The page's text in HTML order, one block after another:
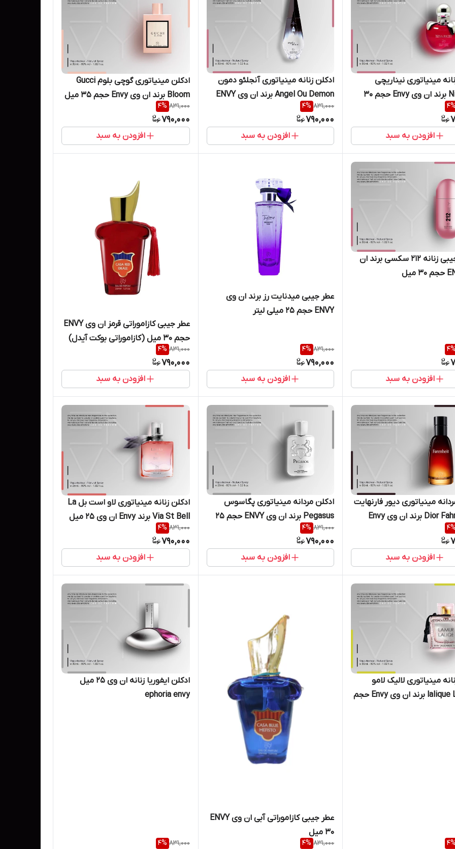
مینیاتوری نیناریچی
Ninarichi برند ان وی Envy حجم ۳۰
4%
افزودن به سبد
ادکلن زنانه مینیاتوری آنجلئو دمون
Angel Ou Demon برند ان وی ENVY
حجم ۳۵ میل
831,000
4%
790,000
افزودن به سبد
ادکلن مینیاتوری گوچی بلوم Gucci
Bloom برند ان وی Envy حجم ۳۵ میل
831,000
4%
790,000
افزودن به سبد
ادکلن جیبی زنانه 212 سکسی برند ان
4%
افزودن به سبد
عطر جیبی میدنایت رز برند ان وی
ENVY حجم 25 میلی لیتر
831,000
4%
790,000
افزودن به سبد
عطر جیبی کازاموراتی قرمز ان وی ENVY
حجم 30 میل (کازاموراتی بوکت آیدل)
831,000
4%
790,000
افزودن به سبد
مینیاتوری دیور فارنهایت
Dior Fahrenheit برند ان وی Envy
4%
افزودن به سبد
ادکلن مردانه مینیاتوری پگاسوس
Pegasus برند ان وی ENVY حجم ۲۵
میل
831,000
4%
790,000
افزودن به سبد
ادکلن زنانه مینیاتوری لاو است بل La
Via St Bell برند Envy ان وی 25 میل
831,000
4%
790,000
افزودن به سبد
مینیاتوری لالیک لامو
lalique Lamure برند ان وی Envy حجم
4%
عطر جیبی کازاموراتی آبی ان وی ENVY
30 میل
831,000
4%
ادکلن ایفوریا زنانه ان وی 25 میل
ephoria envy
831,000
4%